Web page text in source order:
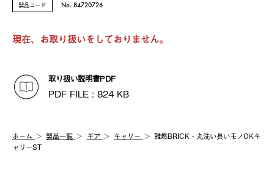
製品コード No. 84720726
現在、お取り扱いをしておりません。
取り扱い説明書PDF
PDF FILE : 824 KB
ホーム 製品⼀覧 ギア キャリー
難燃BRICK・丸洗い長いモノOKキ
ャリーST